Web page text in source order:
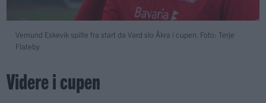
Vemund Eskevik spilte fra start da Vard slo Åkra i cupen. Foto: Terje
Flateby
Videre i cupen